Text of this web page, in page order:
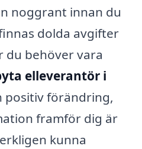
noggrant innan du
dolda avgifter
du behöver vara
elleverantör i
positiv förändring,
framför dig är
kunna